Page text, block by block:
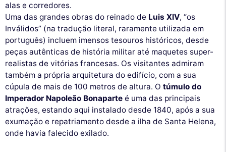
alas e corredores.
Uma das grandes obras do reinado de Luis XIV, “os
Inválidos” (na tradução literal, raramente utilizada em
português) incluem imensos tesouros históricos, desde
peças autênticas de história militar até maquetes super-
realistas de vitórias francesas. Os visitantes admiram
também a própria arquitetura do edifício, com a sua
cúpula de mais de 100 metros de altura. O túmulo do
Imperador Napoleão Bonaparte é uma das principais
atrações, estando aqui instalado desde 1840, após a sua
exumação e repatriamento desde a ilha de Santa Helena,
onde havia falecido exilado.